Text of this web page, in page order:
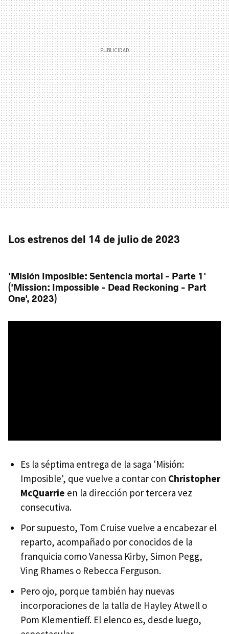
Los estrenos del 14 de julio de 2023
'Misión Imposible: Sentencia mortal - Parte 1'
('Mission: Impossible - Dead Reckoning - Part
One', 2023)
Es la séptima entrega de la saga 'Misión:
Imposible', que vuelve a contar con Christopher
McQuarrie en la dirección por tercera vez
consecutiva.
Por supuesto, Tom Cruise vuelve a encabezar el
reparto, acompañado por conocidos de la
franquicia como Vanessa Kirby, Simon Pegg,
Ving Rhames o Rebecca Ferguson.
Pero ojo, porque también hay nuevas
incorporaciones de la talla de Hayley Atwell o
Pom Klementieff. El elenco es, desde luego,